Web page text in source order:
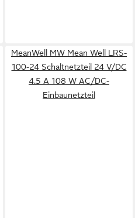
MeanWell MW Mean Well LRS-
100-24 Schaltnetzteil 24 V/DC
4.5 A 108 W AC/DC-
Einbaunetzteil